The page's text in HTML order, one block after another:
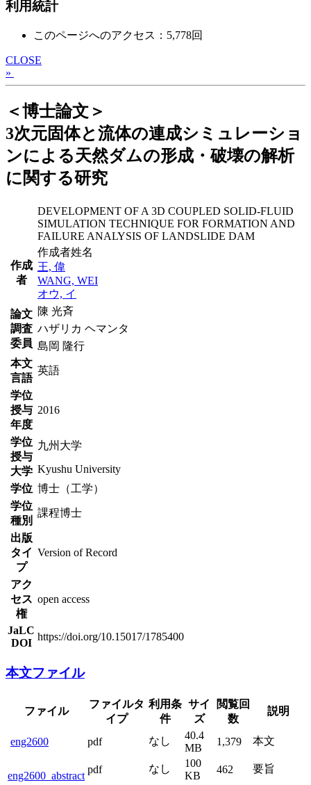
利用統計
このページへのアクセス：5,778回
CLOSE
»
＜博士論文＞
3次元固体と流体の連成シミュレーショ
ンによる天然ダムの形成・破壊の解析
に関する研究
DEVELOPMENT OF A 3D COUPLED SOLID-FLUID
SIMULATION TECHNIQUE FOR FORMATION AND
FAILURE ANALYSIS OF LANDSLIDE DAM
作成
者
作成者姓名
王, 偉
WANG, WEI
オウ, イ
論文
調査
委員
陳 光斉
ハザリカ ヘマンタ
島岡 隆行
本文
言語
英語
学位
授与
年度
2016
学位
授与
大学
九州大学
Kyushu University
学位 博士（工学）
学位
種別
課程博士
出版
タイ
プ
Version of Record
アク
セス
権
open access
JaLC
DOI
https://doi.org/10.15017/1785400
本文ファイル
ファイル
ファイルタ
イプ
利用条
件
サイ
ズ
閲覧回
数
説明
eng2600 pdf なし
40.4
MB
1,379 本文
eng2600_abstract
pdf なし
100
KB
462 要旨